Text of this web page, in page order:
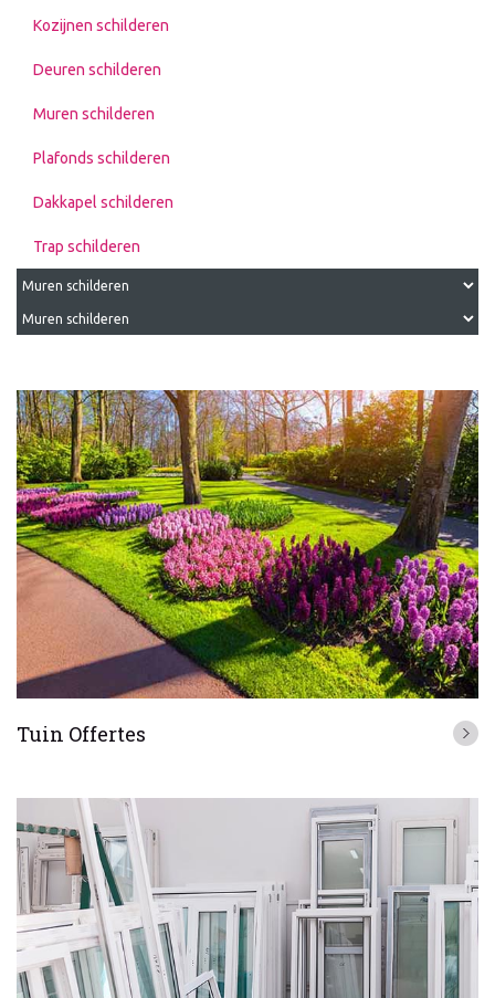
Kozijnen schilderen
Deuren schilderen
Muren schilderen
Plafonds schilderen
Dakkapel schilderen
Trap schilderen
Tuin Offertes